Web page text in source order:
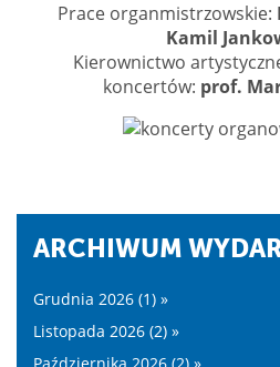
Prace organmistrzowskie:
Kamil
Kierownictwo
koncertów: prof.
ARCHIWUM
Grudnia 2026 (1) »
Listopada 2026 (2) »